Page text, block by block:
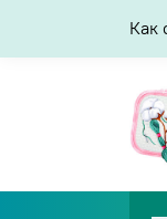
Как